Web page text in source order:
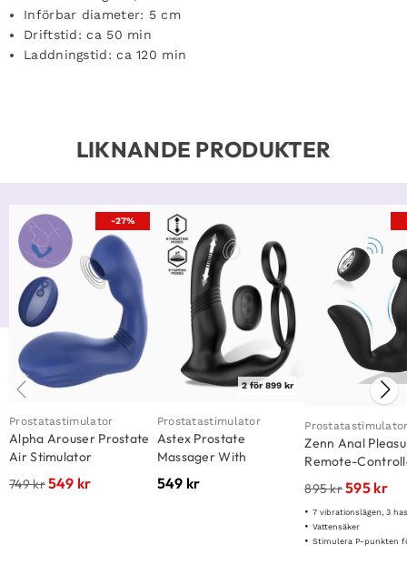
Införbar diameter: 5 cm
Driftstid: ca 50 min
Laddningstid: ca 120 min
LIKNANDE PRODUKTER
-27%
Prostatastimulator
Alpha Arouser Prostate
Air Stimulator
749kr549 kr
2 för 899 kr
Prostatastimulator
Astex Prostate
Massager With
Thrusting & Tapping
549 kr
Zenn Anal
Remote-
895kr595 kr
7 vibrationslägen, 3 hastigheter
Vattensäker
Stimulera P-punkten för